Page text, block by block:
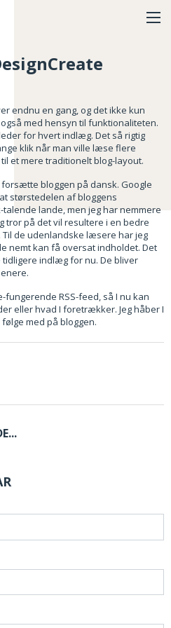
endnu en gang, og det ikke kun
med hensyn til funktionaliteten.
for hvert indlæg. Det så rigtig
klik når man ville læse flere
et mere traditionelt blog-layout.
bloggen på dansk. Google
størstedelen af bloggens
lande, men jeg har nemmere
tror på det vil resultere i en bedre
de udenlandske læsere har jeg
nemt kan få oversat indholdet. Det
indlæg for nu. De bliver
RSS-feed, så I nu kan
eller hvad I foretrækker. Jeg håber I
med på bloggen.